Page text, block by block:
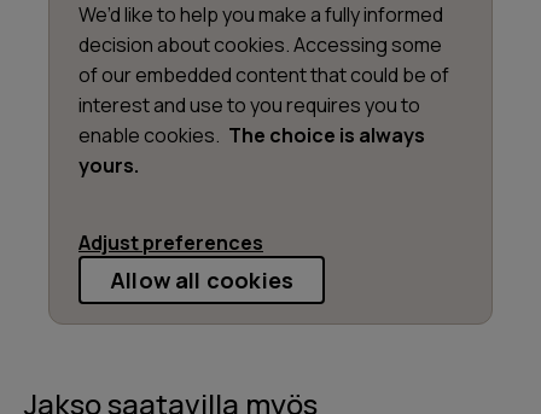
We’d like to help you make a fully informed
decision about cookies. Accessing some
of our embedded content that could be of
interest and use to you requires you to
enable cookies. The choice is always
yours.
Adjust preferences
Allow all cookies
Jakso saatavilla myös